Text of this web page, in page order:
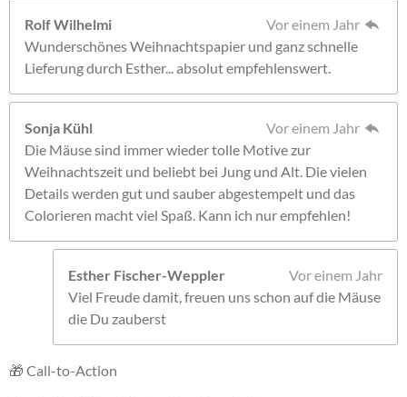
Rolf Wilhelmi
Vor einem Jahr
Wunderschönes Weihnachtspapier und ganz schnelle
Lieferung durch Esther... absolut empfehlenswert.
Sonja Kühl
Vor einem Jahr
Die Mäuse sind immer wieder tolle Motive zur
Weihnachtszeit und beliebt bei Jung und Alt. Die vielen
Details werden gut und sauber abgestempelt und das
Colorieren macht viel Spaß. Kann ich nur empfehlen!
Esther Fischer-Weppler
Vor einem Jahr
Viel Freude damit, freuen uns schon auf die Mäuse
die Du zauberst
🎁 Call-to-Action